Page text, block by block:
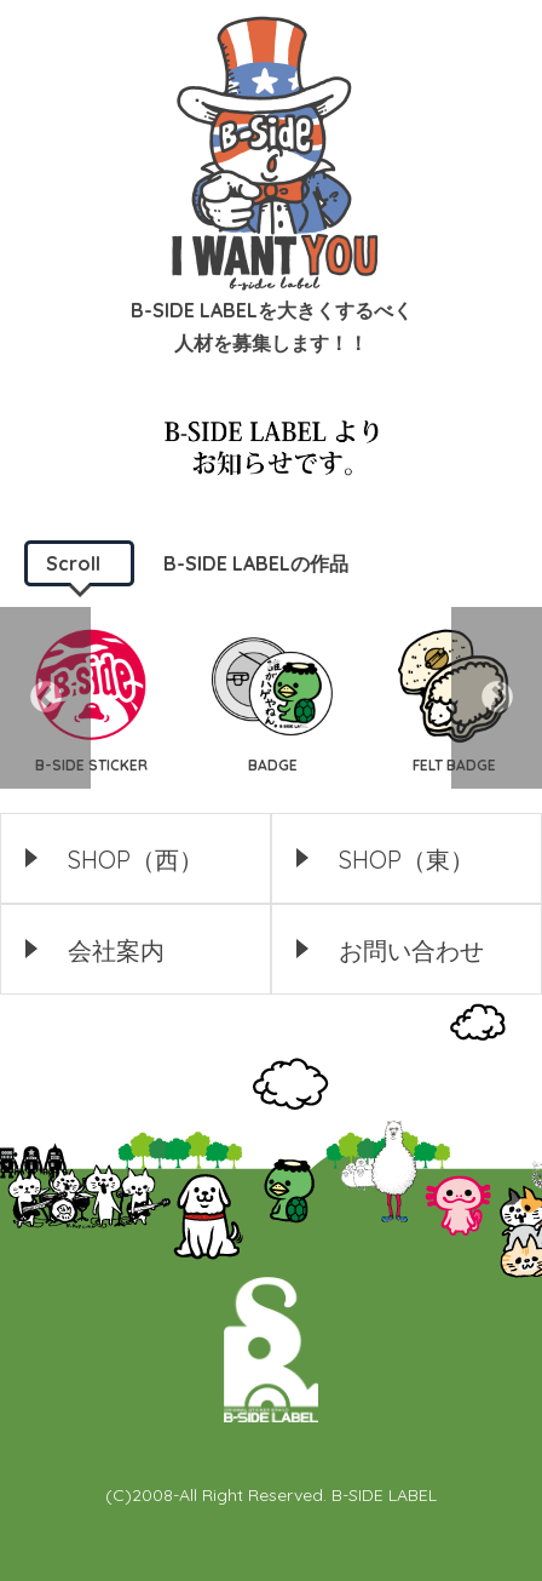
B-SIDE LABELを大きくするべく
人材を募集します！！
Scroll B-SIDE LABELの作品
B-SIDE STICKER BADGE FELT BADGE
SHOP（西） SHOP（東）
会社案内 お問い合わせ
(C)2008-All Right Reserved. B-SIDE LABEL